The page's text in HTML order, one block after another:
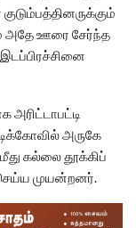
அதே ஊரை சேர்ந்த
அரிட்டாபட்டி
அருகே
கல்லை தூக்கிப்
முயன்றனர்.